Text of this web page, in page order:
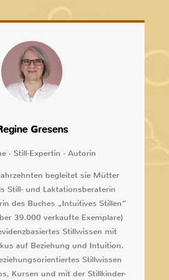
Gresens
· Still-Expertin · Autorin
begleitet sie Mütter
Still- und Laktationsberaterin
des Buches „Intuitives Stillen“
39.000 verkaufte Exemplare)
Stillwissen mit
auf Beziehung und Intuition.
Stillwissen
Kursen und mit der Stillkinder-